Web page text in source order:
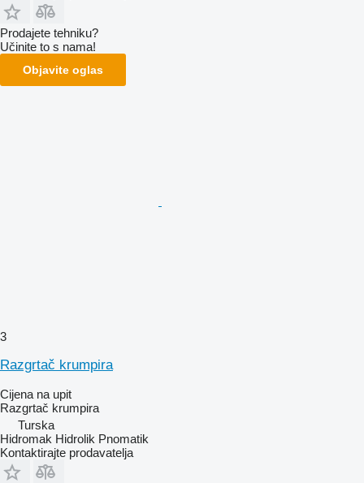
Prodajete tehniku?
Učinite to s nama!
Objavite oglas
3
Razgrtač krumpira
Cijena na upit
Razgrtač krumpira
Turska
Hidromak Hidrolik Pnomatik
Kontaktirajte prodavatelja